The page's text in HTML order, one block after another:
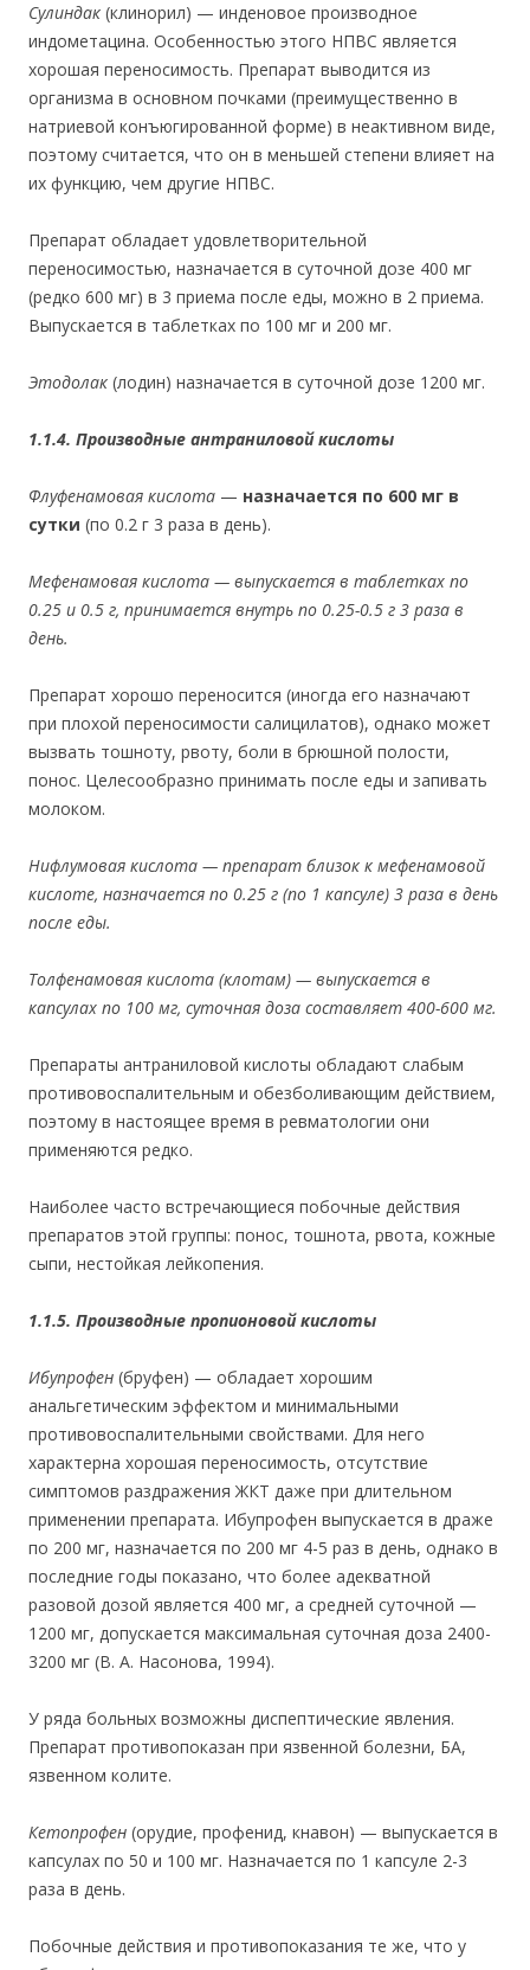
Сулиндак (клинорил) — инденовое производное
индометацина. Особенностью этого НПВС является
хорошая переносимость. Препарат выводится из
организма в основном почками (преимущественно в
натриевой конъюгированной форме) в неактивном виде,
поэтому считается, что он в меньшей степени влияет на
их функцию, чем другие НПВС.
Препарат обладает удовлетворительной
переносимостью, назначается в суточной дозе 400 мг
(редко 600 мг) в 3 приема после еды, можно в 2 приема.
Выпускается в таблетках по 100 мг и 200 мг.
Этодолак (лодин) назначается в суточной дозе 1200 мг.
1.1.4. Производные антраниловой кислоты
Флуфенамовая кислота — назначается по 600 мг в
сутки (по 0.2 г 3 раза в день).
Мефенамовая кислота — выпускается в таблетках по
0.25 и 0.5 г, принимается внутрь по 0.25-0.5 г 3 раза в
день.
Препарат хорошо переносится (иногда его назначают
при плохой переносимости салицилатов), однако может
вызвать тошноту, рвоту, боли в брюшной полости,
понос. Целесообразно принимать после еды и запивать
молоком.
Нифлумовая кислота — препарат близок к мефенамовой
кислоте, назначается по 0.25 г (по 1 капсуле) 3 раза в день
после еды.
Толфенамовая кислота (клотам) — выпускается в
капсулах по 100 мг, суточная доза составляет 400-600 мг.
Препараты антраниловой кислоты обладают слабым
противовоспалительным и обезболивающим действием,
поэтому в настоящее время в ревматологии они
применяются редко.
Наиболее часто встречающиеся побочные действия
препаратов этой группы: понос, тошнота, рвота, кожные
сыпи, нестойкая лейкопения.
1.1.5. Производные пропионовой кислоты
Ибупрофен (бруфен) — обладает хорошим
анальгетическим эффектом и минимальными
противовоспалительными свойствами. Для него
характерна хорошая переносимость, отсутствие
симптомов раздражения ЖКТ даже при длительном
применении препарата. Ибупрофен выпускается в драже
по 200 мг, назначается по 200 мг 4-5 раз в день, однако в
последние годы показано, что более адекватной
разовой дозой является 400 мг, а средней суточной —
1200 мг, допускается максимальная суточная доза 2400-
3200 мг (В. А. Насонова, 1994).
У ряда больных возможны диспептические явления.
Препарат противопоказан при язвенной болезни, БА,
язвенном колите.
Кетопрофен (орудие, профенид, кнавон) — выпускается в
капсулах по 50 и 100 мг. Назначается по 1 капсуле 2-3
раза в день.
Побочные действия и противопоказания те же, что у